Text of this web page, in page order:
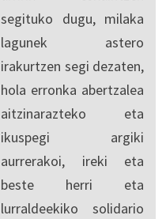
segituko dugu, milaka
lagunek astero
irakurtzen segi dezaten,
hola erronka abertzalea
aitzinarazteko eta
ikuspegi argiki
aurrerakoi, ireki eta
beste herri eta
lurraldeekiko solidario